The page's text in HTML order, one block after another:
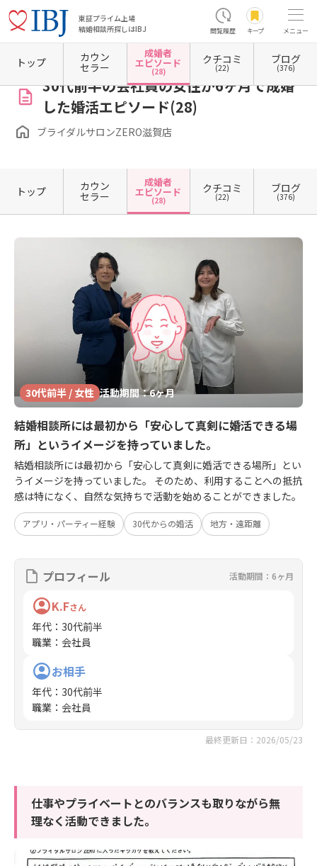
東証プライム上場
結婚相談所探しはIBJ
閲覧履歴 キープ メニュー
ホーム 滋賀県の結婚相談所 滋賀県彦根市 ブライダルサロンZERO滋賀店 成婚者エピ
30代前半の会社員の女性が6ヶ月で成婚
した婚活エピソード(28)
ブライダルサロンZERO滋賀店
トップ カウン
セラー
成婚者
エピソード
(28)
クチコミ
(22)
ブログ
(376)
トップ カウン
セラー
成婚者
エピソード
(28)
クチコミ
(22)
ブログ
(376)
30代前半 / 女性 活動期間：6ヶ月
結婚相談所には最初から「安心して真剣に婚活できる場
所」というイメージを持っていました。
結婚相談所には最初から「安心して真剣に婚活できる場所」とい
うイメージを持っていました。 そのため、利用することへの抵抗
感は特になく、自然な気持ちで活動を始めることができました。
アプリ・パーティー経験 30代からの婚活 地方・遠距離
プロフィール 活動期間：6ヶ月
K.Fさん
年代 ： 30代前半
職業 ： 会社員
お相手
年代 ： 30代前半
職業 ： 会社員
最終更新日：2026/05/23
仕事やプライベートとのバランスも取りながら無
理なく活動できました。